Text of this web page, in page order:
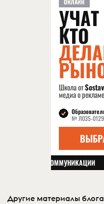
Другие материалы блога